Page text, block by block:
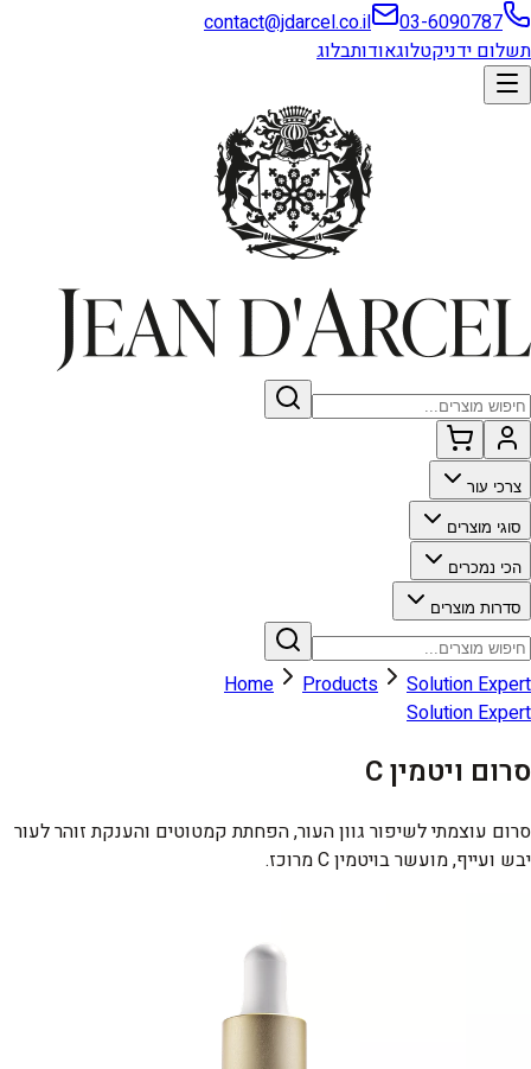
03-6090787
contact@jdarcel.co.il
תשלום ידניקטלוגאודותבלוג
צרכי עור
סוגי מוצרים
הכי נמכרים
סדרות מוצרים
Home Products
Solution Expert
Solution Expert
סרום ויטמין C
סרום עוצמתי לשיפור גוון העור, הפחתת קמטוטים והענקת זוהר לעור
יבש ועייף, מועשר בויטמין C מרוכז.